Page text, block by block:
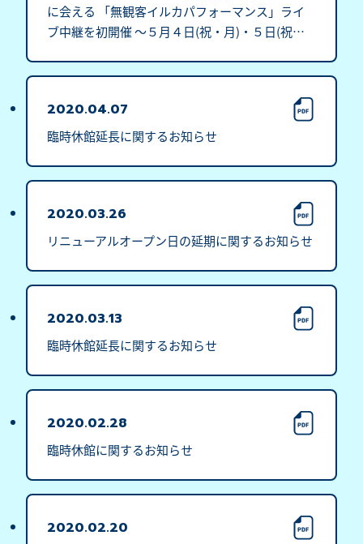
に会える 「無観客イルカパフォーマンス」ライ
ブ中継を初開催 ～５月４日(祝・月)・５日(祝・
2020.04.07
臨時休館延長に関するお知らせ
2020.03.26
リニューアルオープン日の延期に関するお知らせ
2020.03.13
臨時休館延長に関するお知らせ
2020.02.28
臨時休館に関するお知らせ
2020.02.20